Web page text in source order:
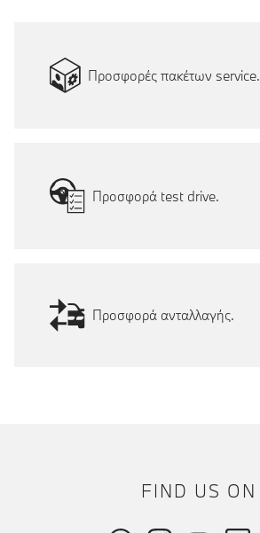
Προσφορές πακέτων service.
Προσφορά test drive.
Προσφορά ανταλλαγής.
FIND US ON